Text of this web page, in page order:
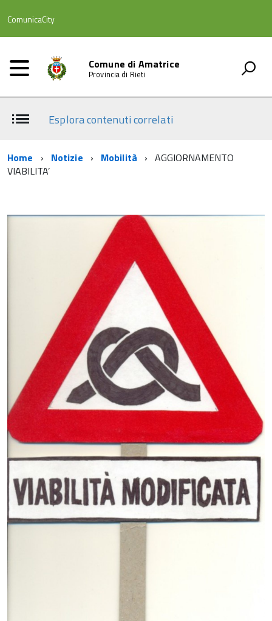
ComunicaCity
Comune di Amatrice
Provincia di Rieti
Esplora contenuti correlati
Home Notizie Mobilità
AGGIORNAMENTO
VIABILITA’